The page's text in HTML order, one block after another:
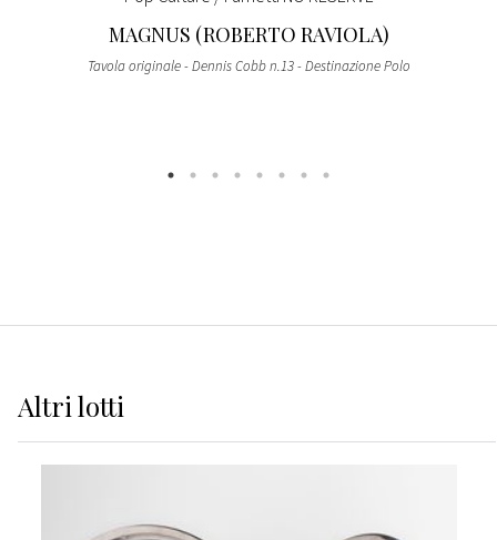
MAGNUS (ROBERTO RAVIOLA)
Tavola originale - Dennis Cobb n.13 - Destinazione Polo
Altrilotti